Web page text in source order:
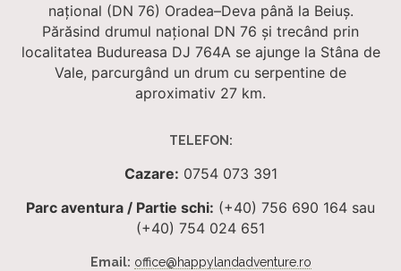
național (DN 76) Oradea–Deva până la Beiuș.
Părăsind drumul național DN 76 și trecând prin
localitatea Budureasa DJ 764A se ajunge la Stâna de
Vale, parcurgând un drum cu serpentine de
aproximativ 27 km.
TELEFON:
Cazare: 0754 073 391
Parc aventura / Partie schi: (+40) 756 690 164 sau
(+40) 754 024 651
Email: office@happylandadventure.ro